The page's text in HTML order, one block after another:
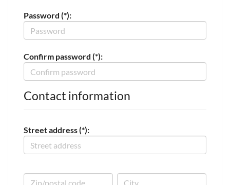
Password (*):
Confirm password (*):
Contact information
Street address (*):